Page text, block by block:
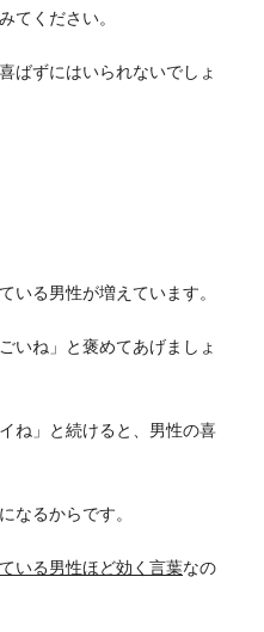
てください。
ばずにはいられないでしょ
いる男性が増えています。
いね」と褒めてあげましょ
ね」と続けると、男性の喜
なるからです。
いる男性ほど効く言葉なの